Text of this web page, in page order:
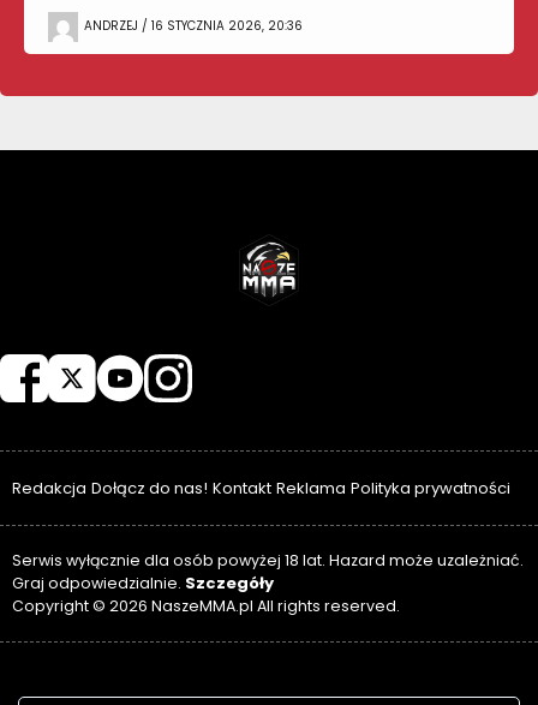
ANDRZEJ / 16 STYCZNIA 2026, 20:36
Redakcja Dołącz do nas! Kontakt Reklama Polityka prywatności
Serwis wyłącznie dla osób powyżej 18 lat. Hazard może uzależniać.
Graj odpowiedzialnie. Szczegóły
Copyright © 2026 NaszeMMA.pl All rights reserved.